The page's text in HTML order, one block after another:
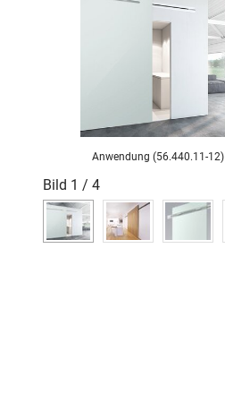
Anwendung (56.440.11-12)
Bild 1 / 4